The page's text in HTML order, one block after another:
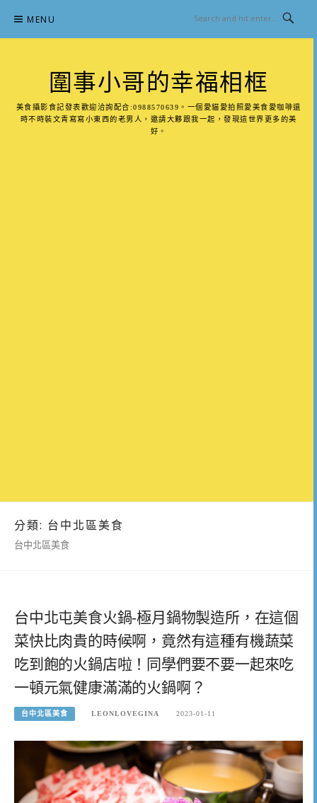
content
MENU
圍事小哥的幸福相框
美食攝影食記發表歡迎洽詢配合:0988570639。一個愛貓愛拍照愛美食愛咖啡還
時不時裝文青寫寫小東西的老男人，邀請大夥跟我一起，發現這世界更多的美
好。
分類: 台中北區美食
台中北區美食
台中北屯美食火鍋-極月鍋物製造所，在這個
菜快比肉貴的時候啊，竟然有這種有機蔬菜
吃到飽的火鍋店啦！同學們要不要一起來吃
一頓元氣健康滿滿的火鍋啊？
台中北區美食 LEONLOVEGINA 2023-01-11